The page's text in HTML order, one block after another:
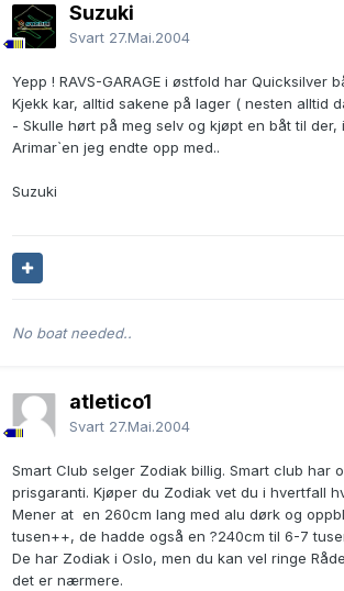
Suzuki
Svart 27.Mai.2004
Yepp ! RAVS-GARAGE i østfold har Quicksilver
Kjekk kar, alltid sakene på lager ( nesten alltid
- Skulle hørt på meg selv og kjøpt en båt til der,
Arimar`en jeg endte opp med..
Suzuki
No boat needed..
atletico1
Svart 27.Mai.2004
Smart Club selger Zodiak billig. Smart club har
prisgaranti. Kjøper du Zodiak vet du i hvertfall
Mener at en 260cm lang med alu dørk og
tusen++, de hadde også en ?240cm til 6-7
De har Zodiak i Oslo, men du kan vel ringe
det er nærmere.